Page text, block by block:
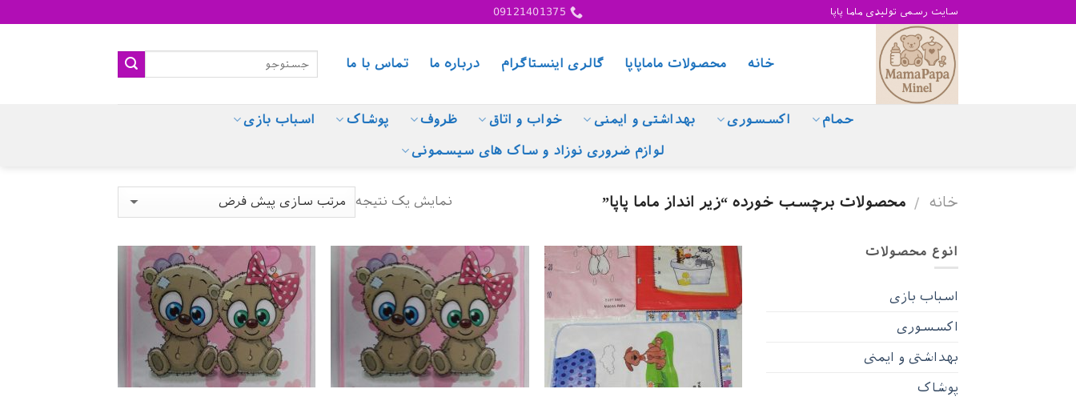
سایت رسمی تولیدی ماما پاپا 09121401375
خانه محصولات ماماپاپا گالری اینستاگرام درباره ما تماس با ما
حمام اکسسوری بهداشتی و ایمنی خواب و اتاق ظروف پوشاک اسباب بازی
لوازم ضروری نوزاد و ساک های سیسمونی
خانه / محصولات برچسب خورده “زیر انداز ماما پاپا” نمایش یک نتیجه
انوع محصولات
اسباب بازی
اکسسوری
بهداشتی و ایمنی
پوشاک